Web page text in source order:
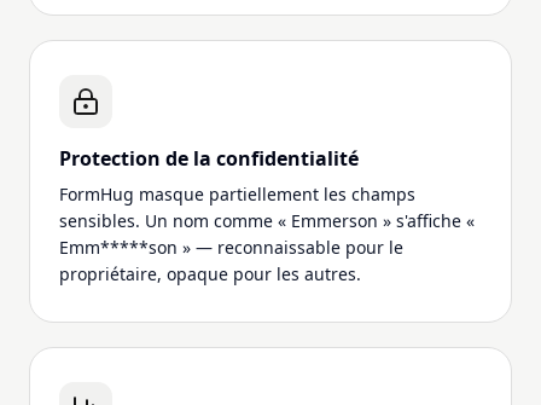
Protection de la confidentialité
FormHug masque partiellement les champs
sensibles. Un nom comme « Emmerson » s'affiche «
Emm*****son » — reconnaissable pour le
propriétaire, opaque pour les autres.